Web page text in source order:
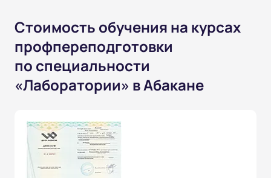
Стоимость обучения на курсах
профпереподготовки
по специальности
«Лаборатории» в Абакане